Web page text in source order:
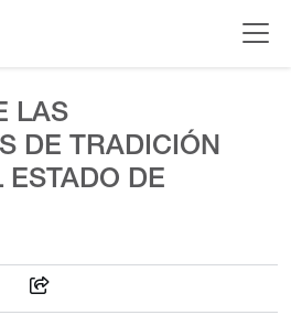
LAS
DE TRADICIÓN
ESTADO DE